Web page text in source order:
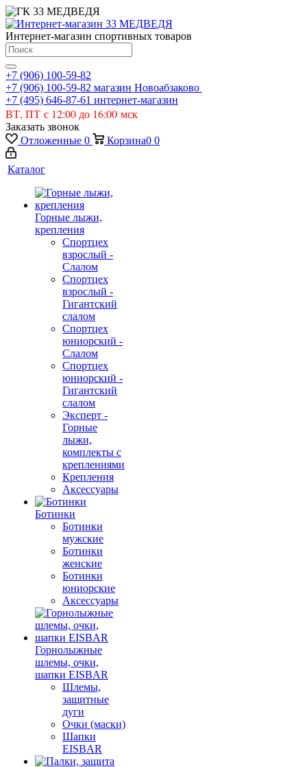
Интернет-магазин спортивных товаров
+7 (906) 100-59-82
+7 (906) 100-59-82 магазин Новоабзаково
+7 (495) 646-87-61 интернет-магазин
ВТ, ПТ с 12:00 до 16:00 мск
Заказать звонок
Отложенные 0 Корзина0 0
Каталог
Горные лыжи,
крепления
Спортцех
взрослый -
Слалом
Спортцех
взрослый -
Гигантский
слалом
Спортцех
юниорский -
Слалом
Спортцех
юниорский -
Гигантский
слалом
Эксперт -
Горные
лыжи,
комплекты с
креплениями
Крепления
Аксессуары
Ботинки
Ботинки
мужские
Ботинки
женские
Ботинки
юниорские
Аксессуары
Горнолыжные
шлемы, очки,
шапки EISBAR
Шлемы,
защитные
дуги
Очки (маски)
Шапки
EISBAR